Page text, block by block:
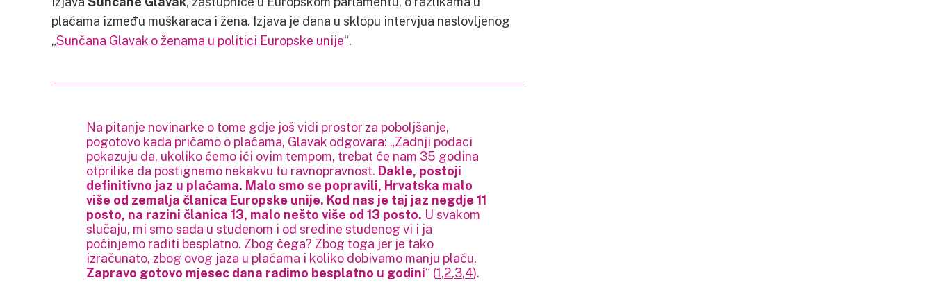
plaćama između muškaraca i žena. Izjava je dana u sklopu intervjua naslovljenog
„Sunčana Glavak o ženama u politici Europske unije“.
Na pitanje novinarke o tome gdje još vidi prostor za poboljšanje,
pogotovo kada pričamo o plaćama, Glavak odgovara: „Zadnji podaci
pokazuju da, ukoliko ćemo ići ovim tempom, trebat će nam 35 godina
otprilike da postignemo nekakvu tu ravnopravnost. Dakle, postoji
definitivno jaz u plaćama. Malo smo se popravili, Hrvatska malo
više od zemalja članica Europske unije. Kod nas je taj jaz negdje 11
posto, na razini članica 13, malo nešto više od 13 posto. U svakom
slučaju, mi smo sada u studenom i od sredine studenog vi i ja
počinjemo raditi besplatno. Zbog čega? Zbog toga jer je tako
izračunato, zbog ovog jaza u plaćama i koliko dobivamo manju plaću.
Zapravo gotovo mjesec dana radimo besplatno u godini“ (1,2,3,4).